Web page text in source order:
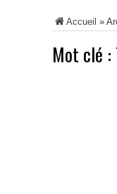
Accueil »
Mot clé :